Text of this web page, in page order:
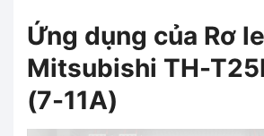
Ứng dụng của Rơ
Mitsubishi TH-
(7-11A)